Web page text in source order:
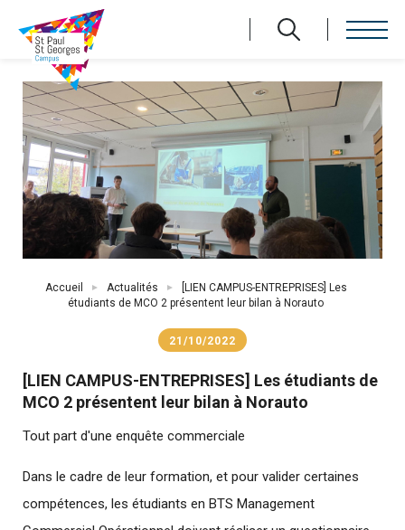
contenu
principal
d'Ariane
Accueil Actualités
[LIEN CAMPUS-ENTREPRISES] Les
étudiants de MCO 2 présentent leur bilan à Norauto
21/10/2022
[LIEN CAMPUS-ENTREPRISES] Les étudiants de
MCO 2 présentent leur bilan à Norauto
Tout part d'une enquête commerciale
Dans le cadre de leur formation, et pour valider certaines
compétences, les étudiants en BTS Management